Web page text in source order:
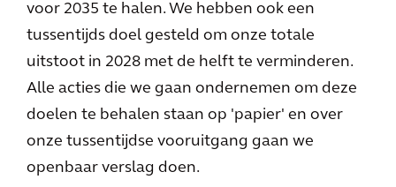
voor 2035 te halen. We hebben ook een
tussentijds doel gesteld om onze totale
uitstoot in 2028 met de helft te verminderen.
Alle acties die we gaan ondernemen om deze
doelen te behalen staan op 'papier' en over
onze tussentijdse vooruitgang gaan we
openbaar verslag doen.